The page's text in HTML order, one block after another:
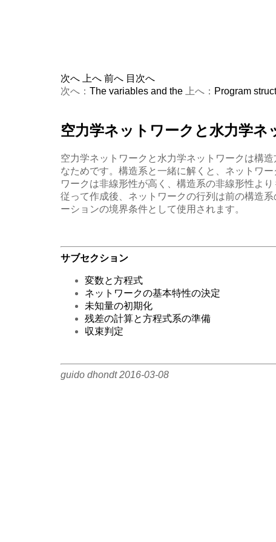
次へ 上へ 前へ 目次へ
次へ： The variables and the 上へ： Program
空力学ネットワークと水力学ネ
空力学ネットワークと水力学ネットワークは構
なためです。構造系と一緒に解くと、ネットワ
ワークは非線形性が高く、構造系の非線形性よ
従って作成後、ネットワークの行列は前の構造
ーションの境界条件として使用されます。
サブセクション
変数と方程式
ネットワークの基本特性の決定
未知量の初期化
残差の計算と方程式系の準備
収束判定
guido dhondt 2016-03-08